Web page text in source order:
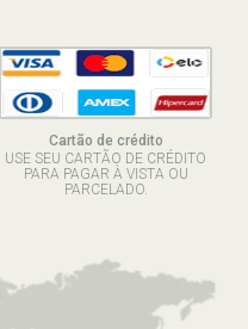
Cartão de crédito
USE SEU CARTÃO DE CRÉDITO
PARA PAGAR À VISTA OU
PARCELADO.